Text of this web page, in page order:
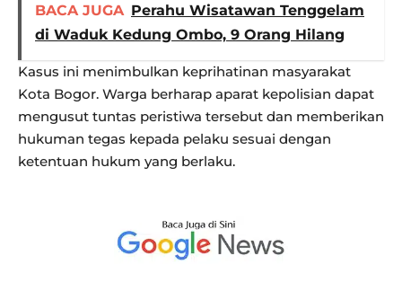
BACA JUGA Perahu Wisatawan Tenggelam
di Waduk Kedung Ombo, 9 Orang Hilang
Kasus ini menimbulkan keprihatinan masyarakat
Kota Bogor. Warga berharap aparat kepolisian dapat
mengusut tuntas peristiwa tersebut dan memberikan
hukuman tegas kepada pelaku sesuai dengan
ketentuan hukum yang berlaku.